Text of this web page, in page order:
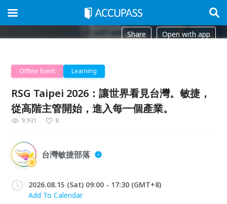
Share Open with app
Offline Event Learning
RSG Taipei 2026：讓世界看見台灣。敏捷，
從高階主管開始，進入每一個產業。
9,931 8
台灣敏捷部落
2026.08.15 (Sat) 09:00 - 17:30 (GMT+8)
Add To Calendar